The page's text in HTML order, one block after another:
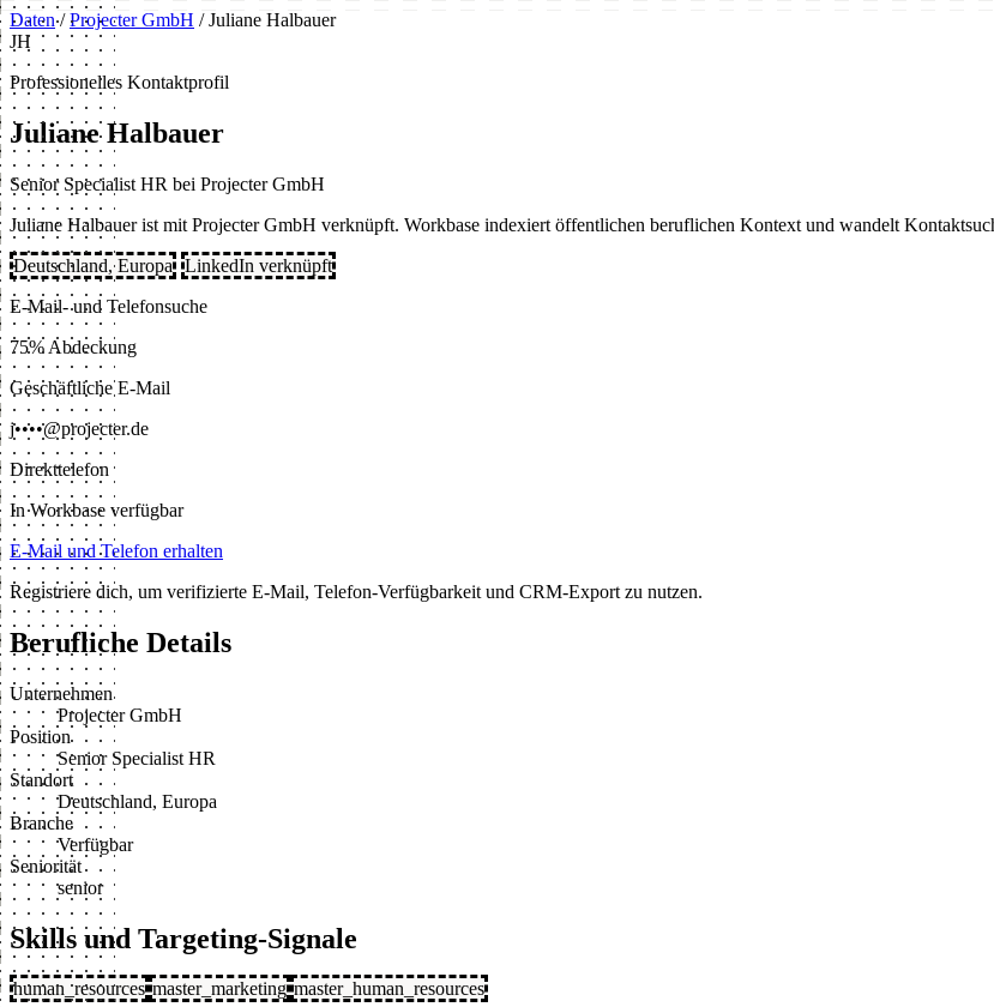
Daten / Projecter GmbH / Juliane Halbauer
JH
Professionelles Kontaktprofil
Juliane Halbauer
Senior Specialist HR bei Projecter GmbH
Juliane Halbauer ist mit Projecter GmbH verknüpft. Workbase indexiert öffentlichen beruflichen Kontext und wandelt
Deutschland, Europa
LinkedIn verknüpft
E-Mail- und Telefonsuche
75% Abdeckung
Geschäftliche E-Mail
j••••@projecter.de
Direkttelefon
In Workbase verfügbar
E-Mail und Telefon erhalten
Registriere dich, um verifizierte E-Mail, Telefon-Verfügbarkeit und CRM-Export zu nutzen.
Berufliche Details
Unternehmen
Projecter GmbH
Position
Senior Specialist HR
Standort
Deutschland, Europa
Branche
Verfügbar
Seniorität
senior
Skills und Targeting-Signale
human_resources master_marketing master_human_resources